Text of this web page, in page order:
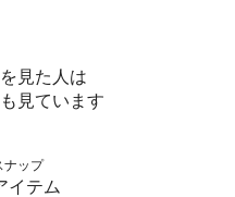
見た人は
見ています
ナップ
イテム